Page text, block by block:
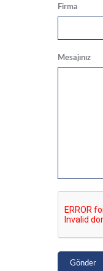
Firma
Mesajınız